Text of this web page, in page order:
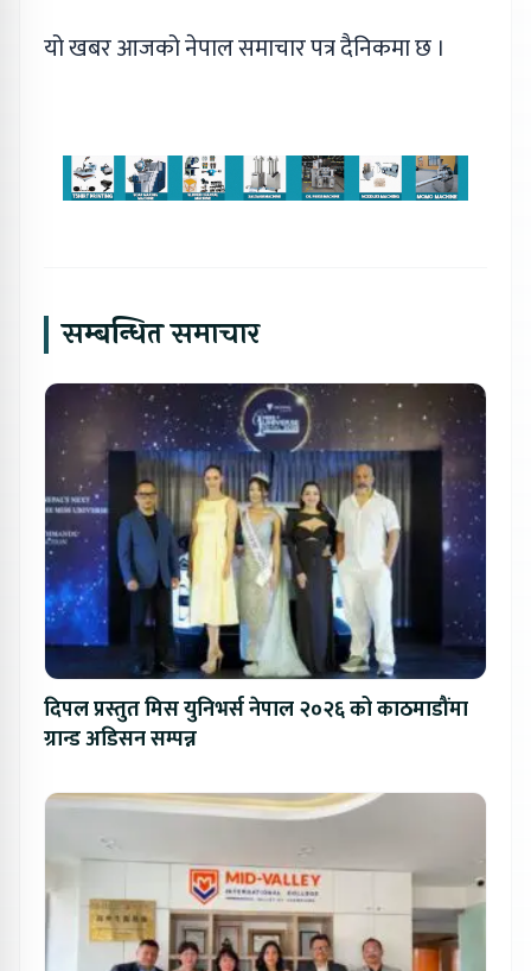
यो खबर आजको नेपाल समाचार पत्र दैनिकमा छ ।
सम्बन्धित समाचार
दिपल प्रस्तुत मिस युनिभर्स नेपाल २०२६ को काठमाडौंमा
ग्रान्ड अडिसन सम्पन्न